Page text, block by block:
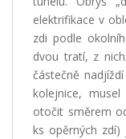
elektrifikace v
zdi podle
dvou tratí, z
částečně
kolejnice,
otočit směrem
ks opěrných zdí)